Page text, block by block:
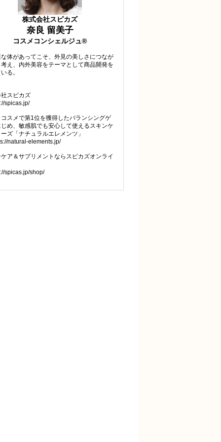
株式会社スピカズ
奈良 留美子
コスメコンシェルジュ®
体があってこそ、外見の美しさにつなが
え、内外美容をテーマとして商品開発を
る。
スピカズ
spicas.jp/
スメで第1位を獲得したバランシングゲ
め、敏感肌でも安心して使えるスキンケ
ズ「ナチュラルエレメンツ」
natural-elements.jp/
ア＆サプリメントならスピカズオンライ
spicas.jp/shop/